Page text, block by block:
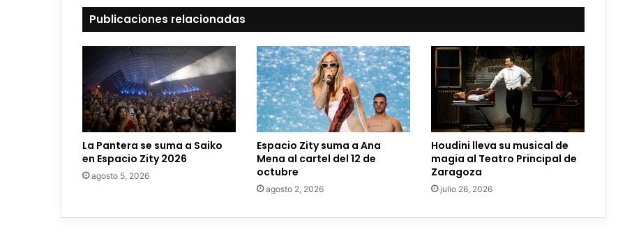
o
r
o
e
e
c
t
r
Publicaciones relacionadas
La Pantera se suma a Saiko
en Espacio Zity 2026
agosto 5, 2026
Espacio Zity suma a Ana
Mena al cartel del 12 de
octubre
agosto 2, 2026
Houdini lleva su musical de
magia al Teatro Principal de
Zaragoza
julio 26, 2026